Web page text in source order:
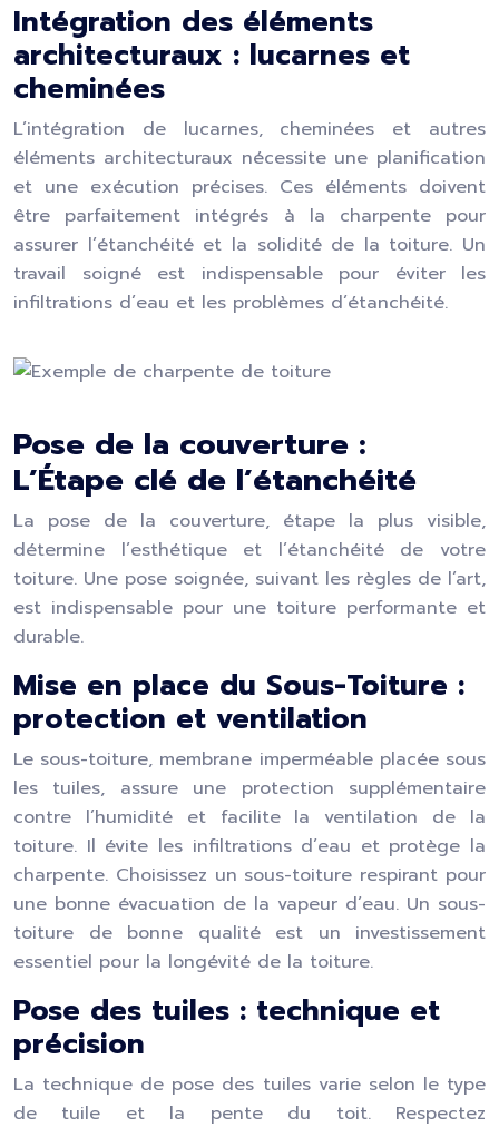
Intégration des éléments
architecturaux : lucarnes et
cheminées
L’intégration de lucarnes, cheminées et autres
éléments architecturaux nécessite une planification
et une exécution précises. Ces éléments doivent
être parfaitement intégrés à la charpente pour
assurer l’étanchéité et la solidité de la toiture. Un
travail soigné est indispensable pour éviter les
infiltrations d’eau et les problèmes d’étanchéité.
Pose de la couverture :
L’Étape clé de l’étanchéité
La pose de la couverture, étape la plus visible,
détermine l’esthétique et l’étanchéité de votre
toiture. Une pose soignée, suivant les règles de l’art,
est indispensable pour une toiture performante et
durable.
Mise en place du Sous-Toiture :
protection et ventilation
Le sous-toiture, membrane imperméable placée sous
les tuiles, assure une protection supplémentaire
contre l’humidité et facilite la ventilation de la
toiture. Il évite les infiltrations d’eau et protège la
charpente. Choisissez un sous-toiture respirant pour
une bonne évacuation de la vapeur d’eau. Un sous-
toiture de bonne qualité est un investissement
essentiel pour la longévité de la toiture.
Pose des tuiles : technique et
précision
La technique de pose des tuiles varie selon le type
de tuile et la pente du toit. Respectez